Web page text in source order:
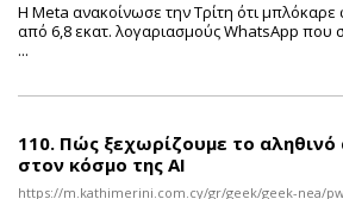
Η Meta ανακοίνωσε την Τρίτη ότι μπλόκαρε
από 6,8 εκατ. λογαριασμούς WhatsApp που
...
110. Πώς ξεχωρίζουμε το
στον κόσμο της AI
https://m.kathimerini.com.cy/gr/geek/geek-nea/